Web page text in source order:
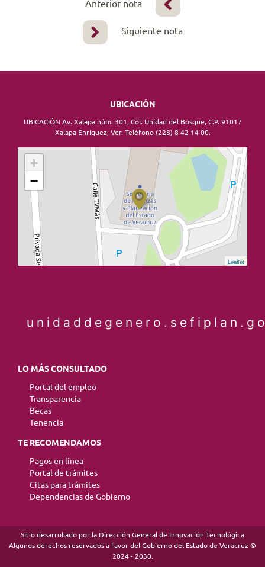
Anterior nota
Siguiente nota
UBICACIÓN
UBICACIÓN Av. Xalapa núm. 301, Col. Unidad del Bosque, C.P. 91017
Xalapa Enríquez, Ver. Teléfono (228) 8 42 14 00.
+
−
Leaflet
LO MÁS CONSULTADO
Portal del empleo
Transparencia
Becas
Tenencia
TE RECOMENDAMOS
Pagos en línea
Portal de trámites
Citas para trámites
Dependencias de Gobierno
Sitio desarrollado por la Dirección General de Innovación Tecnológica
Algunos derechos reservados a favor del Gobierno del Estado de Veracruz ©
2024 - 2030.